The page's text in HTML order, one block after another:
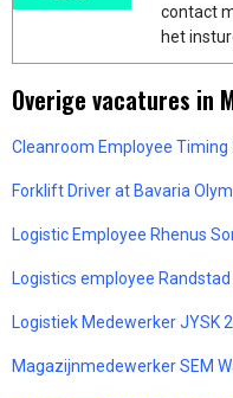
contact
het
Overige vacatures in
Cleanroom Employee
Forklift Driver at Bavaria
Logistic Employee Rhenus
Logistics employee
Logistiek Medewerker JYSK
Magazijnmedewerker SEM